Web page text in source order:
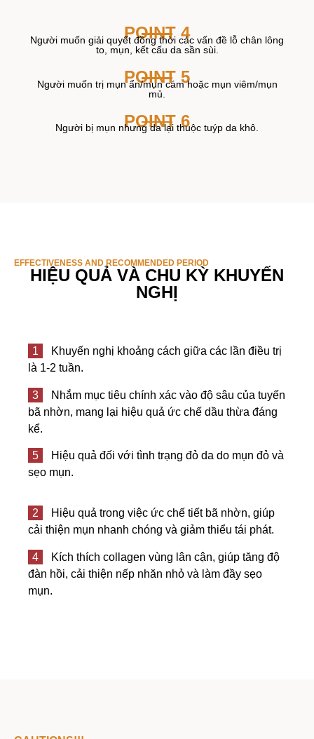
POINT 4
Người muốn giải quyết đồng thời các vấn đề lỗ chân lông
to, mụn, kết cấu da sần sùi.
POINT 5
Người muốn trị mụn ẩn/mụn cám hoặc mụn viêm/mụn
mủ.
POINT 6
Người bị mụn nhưng da lại thuộc tuýp da khô.
EFFECTIVENESS AND RECOMMENDED PERIOD
HIỆU QUẢ VÀ CHU KỲ KHUYẾN
NGHỊ
1
Khuyến nghị khoảng cách giữa các lần điều trị
là 1-2 tuần.
3
Nhắm mục tiêu chính xác vào độ sâu của tuyến
bã nhờn, mang lại hiệu quả ức chế dầu thừa đáng
kể.
5
Hiệu quả đối với tình trạng đỏ da do mụn đỏ và
sẹo mụn.
2
Hiệu quả trong việc ức chế tiết bã nhờn, giúp
cải thiện mụn nhanh chóng và giảm thiểu tái phát.
4
Kích thích collagen vùng lân cận, giúp tăng độ
đàn hồi, cải thiện nếp nhăn nhỏ và làm đầy sẹo
mụn.